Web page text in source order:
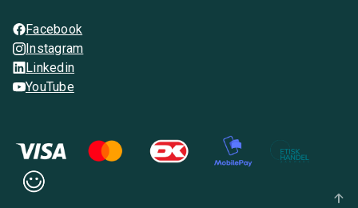
Facebook
Instagram
Linkedin
YouTube
arrow_upward_alt